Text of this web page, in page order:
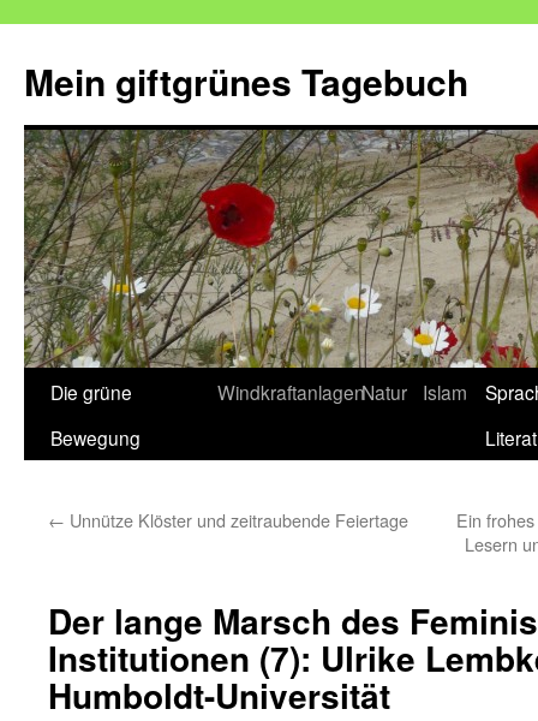
Mein giftgrünes Tagebuch
Zum
Inhalt
Die grüne
Bewegung
WindkraftanlagenNatur Islam
← Unnütze Klöster und zeitraubende Feiertage
Ein
Lesern
Der lange Marsch des
Institutionen (7): Ulrike
Humboldt-Universität